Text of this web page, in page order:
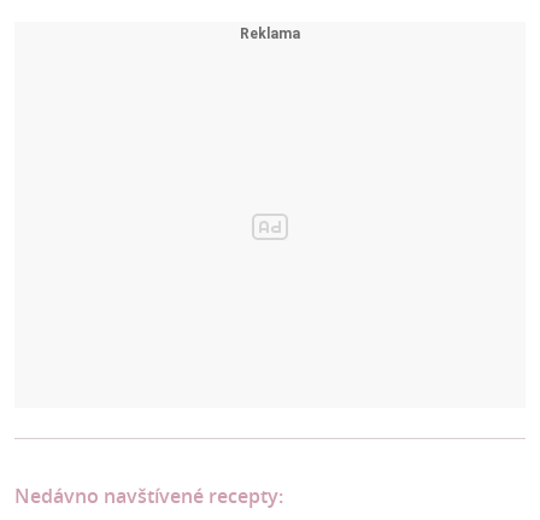
Nedávno navštívené recepty: